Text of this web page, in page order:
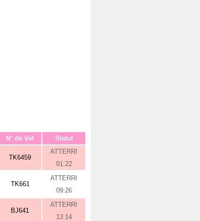
N° de Vol Statut
TK6459
ATTERRI
01:22
TK661
ATTERRI
09:26
BJ641
ATTERRI
13:14